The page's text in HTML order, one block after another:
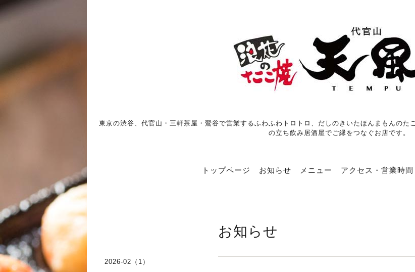
東京の渋谷、代官山・三軒茶屋・鶯谷で営業するふわふわトロトロ、だしのきいたほんまもんのた
の立ち飲み居酒屋でご縁をつなぐお店です。
トップページ お知らせ メニュー アクセス・営業時間
お知らせ
2026-02（1）